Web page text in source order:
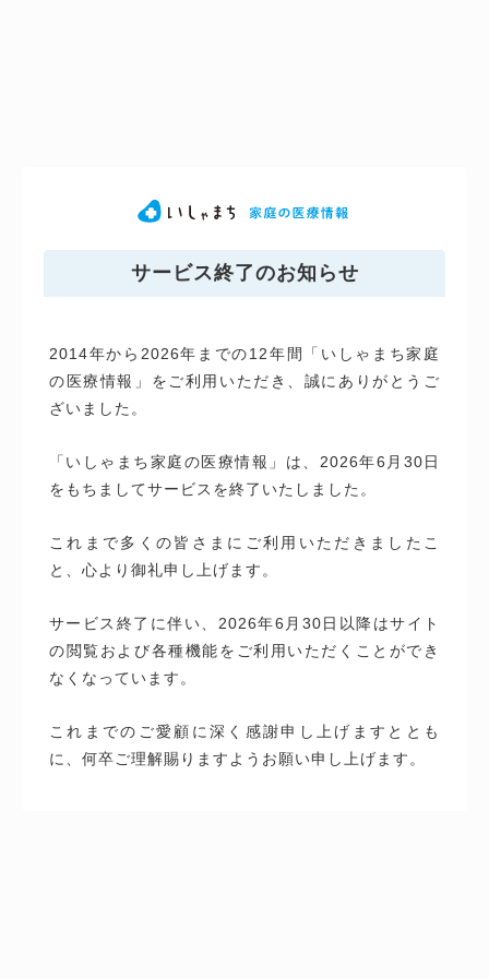
サービス終了のお知らせ
2014年から2026年までの12年間「いしゃまち家庭
の医療情報」をご利用いただき、誠にありがとうご
ざいました。
「いしゃまち家庭の医療情報」は、2026年6月30日
をもちましてサービスを終了いたしました。
これまで多くの皆さまにご利用いただきましたこ
と、心より御礼申し上げます。
サービス終了に伴い、2026年6月30日以降はサイト
の閲覧および各種機能をご利用いただくことができ
なくなっています。
これまでのご愛顧に深く感謝申し上げますととも
に、何卒ご理解賜りますようお願い申し上げます。